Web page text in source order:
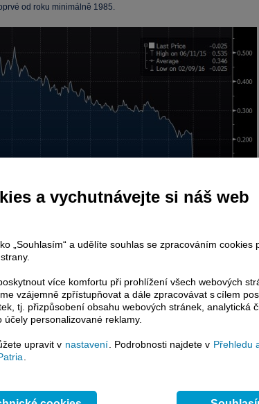
od roku minimálně 1985.
a vychutnávejte si náš web
„Souhlasím“ a udělíte souhlas se zpracováním cookies
více komfortu při prohlížení všech webových
vzájemně zpřístupňovat a dále zpracovávat s cílem
tj. přizpůsobení obsahu webových stránek, analytická
personalizované reklamy.
upravit v nastavení . Podrobnosti najdete v Přehledu